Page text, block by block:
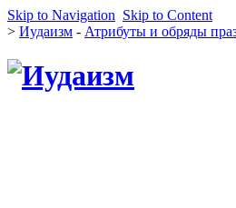
Skip to Navigation Skip to Content
> Иудаизм - Атрибуты и обряды